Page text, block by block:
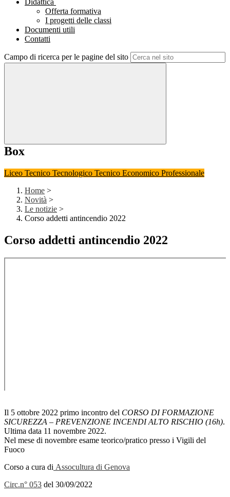
Didattica
Offerta formativa
I progetti delle classi
Documenti utili
Contatti
Campo di ricerca per le pagine del sito
Box
Liceo Tecnico Tecnologico Tecnico Economico Professionale
Home >
Novità >
Le notizie >
Corso addetti antincendio 2022
Corso addetti antincendio 2022
Il 5 ottobre 2022 primo incontro del CORSO DI FORMAZIONE
SICUREZZA – PREVENZIONE INCENDI ALTO RISCHIO (16h).
Ultima data 11 novembre 2022.
Nel mese di novembre esame teorico/pratico presso i Vigili del
Fuoco
Corso a cura di Assocultura di Genova
Circ.n° 053 del 30/09/2022